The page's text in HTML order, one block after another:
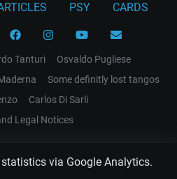
via Google Analytics.
PSY CARDS
Tanturi
Osvaldo Pugliese
Some definitly lost tangos
Carlos Di Sarli
Legal Notices
TANGO